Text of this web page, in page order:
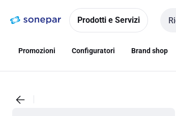
navigazionealla
Prodotti e Servizi
Promozioni Configuratori Brand shop